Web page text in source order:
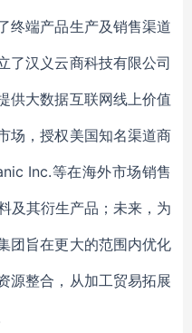
终端产品生产及销售渠道
了汉义云商科技有限公司
供大数据互联网线上价值
场，授权美国知名渠道商
Inc.等在海外市场销售
及其衍生产品；未来，为
团旨在更大的范围内优化
源整合，从加工贸易拓展